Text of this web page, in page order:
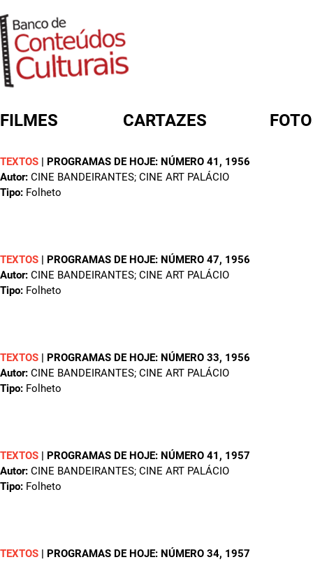
FILMES CARTAZES
TEXTOS | PROGRAMAS DE HOJE: NÚMERO 41 , 1956
Autor: CINE BANDEIRANTES; CINE ART PALÁCIO
Tipo: Folheto
TEXTOS | PROGRAMAS DE HOJE: NÚMERO 47, 1956
Autor: CINE BANDEIRANTES; CINE ART PALÁCIO
Tipo: Folheto
TEXTOS | PROGRAMAS DE HOJE: NÚMERO 33, 1956
Autor: CINE BANDEIRANTES; CINE ART PALÁCIO
Tipo: Folheto
TEXTOS | PROGRAMAS DE HOJE: NÚMERO 41 , 1957
Autor: CINE BANDEIRANTES; CINE ART PALÁCIO
Tipo: Folheto
TEXTOS | PROGRAMAS DE HOJE: NÚMERO 34, 1957
FORMULÁRIO DE BUSCA